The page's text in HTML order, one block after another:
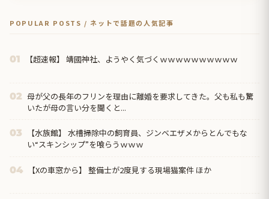
POPULAR POSTS / ネットで話題の人気記事
01 【超速報】 靖國神社、ようやく気づくｗｗｗｗｗｗｗｗｗｗ
02 母が父の長年のフリンを理由に離婚を要求してきた。父も私も驚
いたが母の言い分を聞くと...
03
【水族館】 水槽掃除中の飼育員、ジンベエザメからとんでもな
い“スキンシップ”を喰らうｗｗｗ
04 【Xの車窓から】 整備士が2度見する現場猫案件 ほか